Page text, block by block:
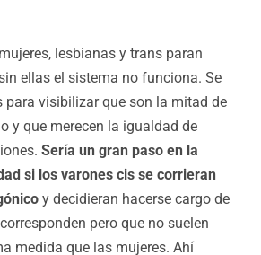
lesbianas y trans paran
ellas el sistema no funciona. Se
para visibilizar que son la mitad de
y que merecen la igualdad de
Sería un gran paso en la
si los varones cis se corrieran
y decidieran hacerse cargo de
pero que no suelen
medida que las mujeres. Ahí